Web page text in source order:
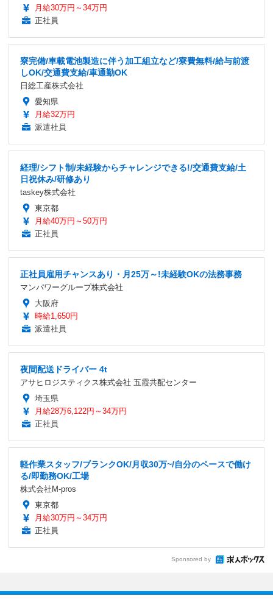
月給30万円～34万円
正社員
寮完備/車載電池製造に伴う加工組立など/寮費無料/給与前渡
しOK/交通費支給/車通勤OK
日総工産株式会社
愛知県
月給32万円
派遣社員
経理/シフト制/未経験からチャレンジできる!/交通費支給/土
日祝休み/研修あり
taskey株式会社
東京都
月給40万円～50万円
正社員
正社員雇用チャンスあり・月25万～!未経験OKの法務事務
マンパワーグループ株式会社
大阪府
時給1,650円
派遣社員
夜間配送ドライバー 4t
アサヒロジスティクス株式会社 五霞共配センター
埼玉県
月給28万6,122円～34万円
正社員
軽作業スタッフ/ブランクOK/月収30万~/自分のペースで働け
る/即勤務OK/工場
株式会社M-pros
東京都
月給30万円～34万円
正社員
Sponsored by